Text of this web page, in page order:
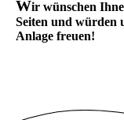
Wir wünschen
Seiten und würden
Anlage freuen!